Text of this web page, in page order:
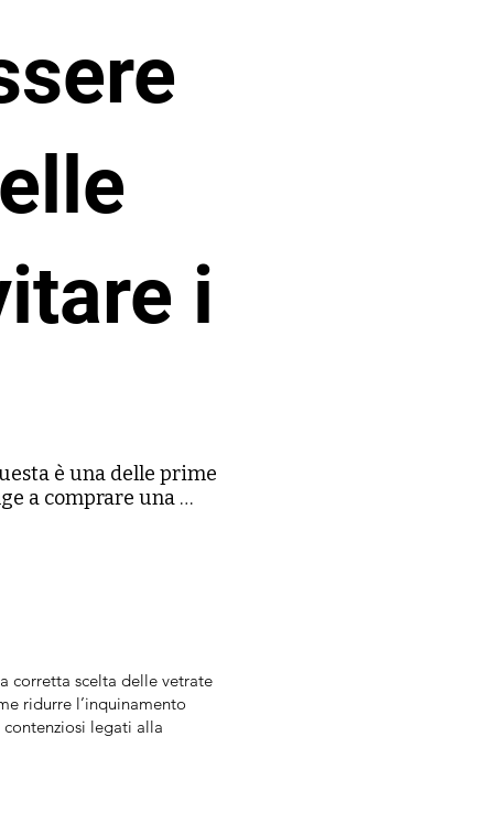
i
è una delle prime
a comprare una
che compone il
acustiche e la
che nei confronti
talvolta è anche
corretta scelta delle vetrate
ridurre l’inquinamento
legati alla